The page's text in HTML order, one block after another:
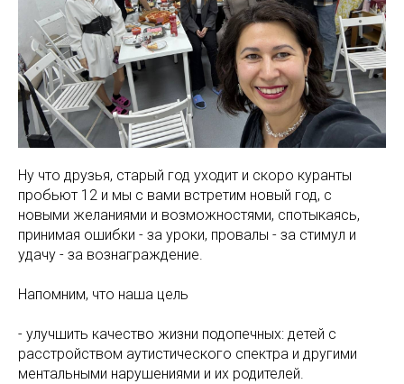
Ну что друзья, старый год уходит и скоро куранты
пробьют 12 и мы с вами встретим новый год, с
новыми желаниями и возможностями, спотыкаясь,
принимая ошибки - за уроки, провалы - за стимул и
удачу - за вознаграждение.
Напомним, что наша цель
- улучшить качество жизни подопечных: детей с
расстройством аутистического спектра и другими
ментальными нарушениями и их родителей.